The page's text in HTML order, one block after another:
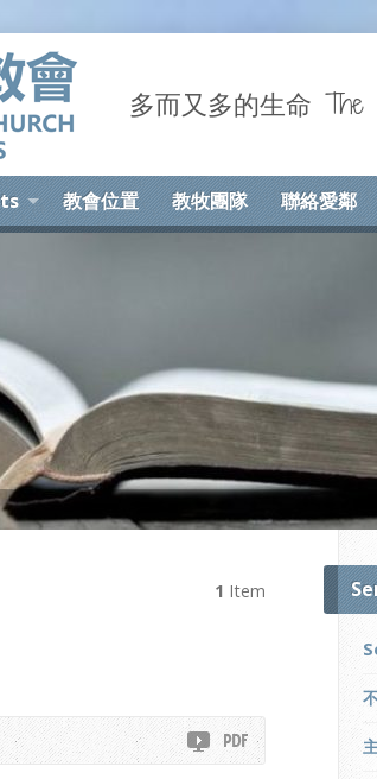
多而又多的生命 The
教會位置 教牧團隊 聯絡愛鄰
1 Item